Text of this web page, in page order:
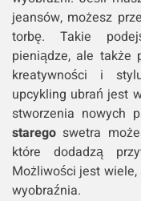
jeansów, możesz
torbę. Takie
pieniądze, ale także
kreatywności i
upcykling ubrań jest
stworzenia nowych
starego swetra
które dodadzą
Możliwości jest
wyobraźnia.